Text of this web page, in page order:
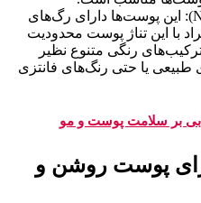
تناژ خنثی (Neutral Undertone): این پوست‌ها دارای رگ‌های
با این تناژ پوست محدودیت
ترکیب‌های رنگی متنوع نظیر
طبیعی یا حتی رنگ‌های فانتزی
بر سلامت پوست و مو
پوست روشن و